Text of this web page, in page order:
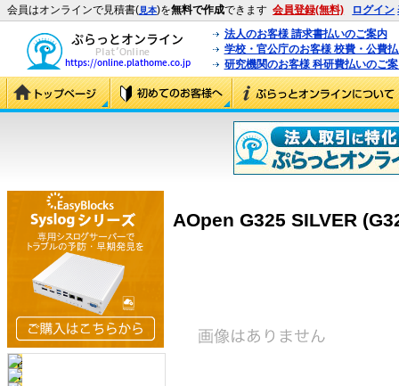
会員はオンラインで見積書(見本)を無料で作成できます 会員登録(無料) ログイン
法人のお客様 請求書払いのご案内
学校・官公庁のお客様 校費・公費
研究機関のお客様 科研費払いのご
AOpen G325 SILVER